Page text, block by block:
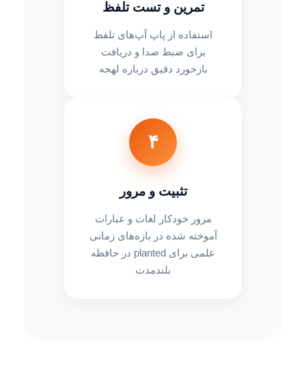
تمرین و تست تلفظ
استفاده از پاپ آپ‌های تلفظ
برای ضبط صدا و دریافت
بازخورد دقیق درباره لهجه
۴
تثبیت و مرور
مرور خودکار لغات و عبارات
آموخته شده در بازه‌های زمانی
علمی برای planted در حافظه
بلندمدت